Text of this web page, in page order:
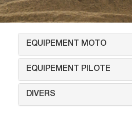
EQUIPEMENT MOTO
EQUIPEMENT PILOTE
DIVERS